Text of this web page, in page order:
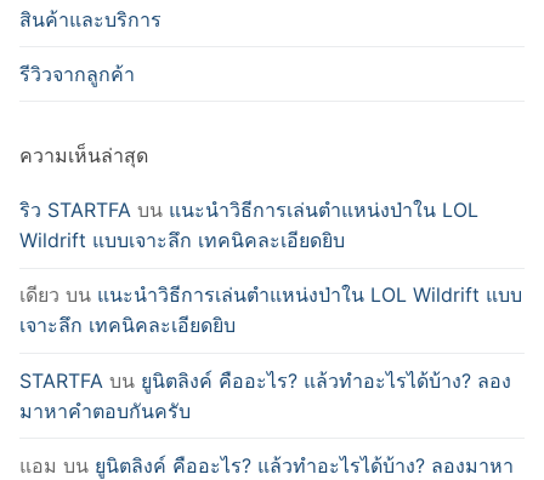
สินค้าและบริการ
รีวิวจากลูกค้า
ความเห็นล่าสุด
ริว STARTFA บน แนะนำวิธีการเล่นตำแหน่งป่าใน LOL
Wildrift แบบเจาะลึก เทคนิคละเอียดยิบ
เดียว บน แนะนำวิธีการเล่นตำแหน่งป่าใน LOL Wildrift แบบ
เจาะลึก เทคนิคละเอียดยิบ
STARTFA บน ยูนิตลิงค์ คืออะไร? แล้วทำอะไรได้บ้าง? ลอง
มาหาคำตอบกันครับ
แอม บน ยูนิตลิงค์ คืออะไร? แล้วทำอะไรได้บ้าง? ลองมาหา